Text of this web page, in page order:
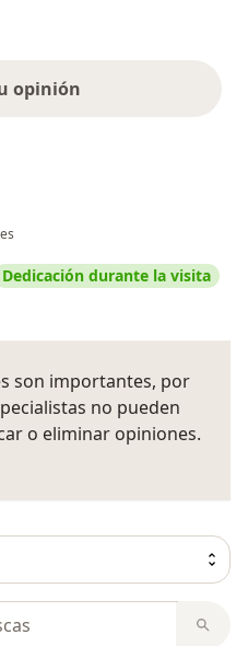
opinión
Dedicación durante la visita
son importantes, por
no pueden
o eliminar opiniones.